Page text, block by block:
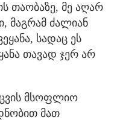
თაობაზე, მე აღარ
მაგრამ ძალიან
სადაც ეს
თავად ჯერ არ
მსოფლიო
მათ